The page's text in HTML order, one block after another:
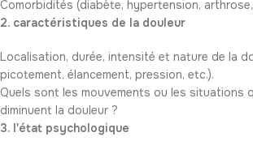
Comorbidités (diabète, hypertension,
2. caractéristiques de la douleur
Localisation, durée, intensité et nature de la
picotement, élancement, pression, etc.).
Quels sont les mouvements ou les situations
diminuent la douleur ?
3. l'état psychologique